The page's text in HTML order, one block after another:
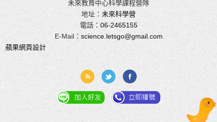
未來教育中心科學課程營隊
地址： 未來科學營
電話： 06-2465155
E-Mail： science.letsgo@gmail.com
蘋果網頁設計